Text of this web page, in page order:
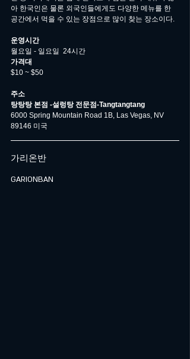
아 한국인은 물론 외국인들에게도 다양한 메뉴를 한
공간에서 먹을 수 있는 장점으로 많이 찾는 장소이다.
운영시간
월요일 - 일요일  24시간
가격대
$10 ~ $50
주소
탕탕탕 본점 -설렁탕 전문점-Tangtangtang
6000 Spring Mountain Road 1B, Las Vegas, NV
89146 미국
가리온반
GARIONBAN